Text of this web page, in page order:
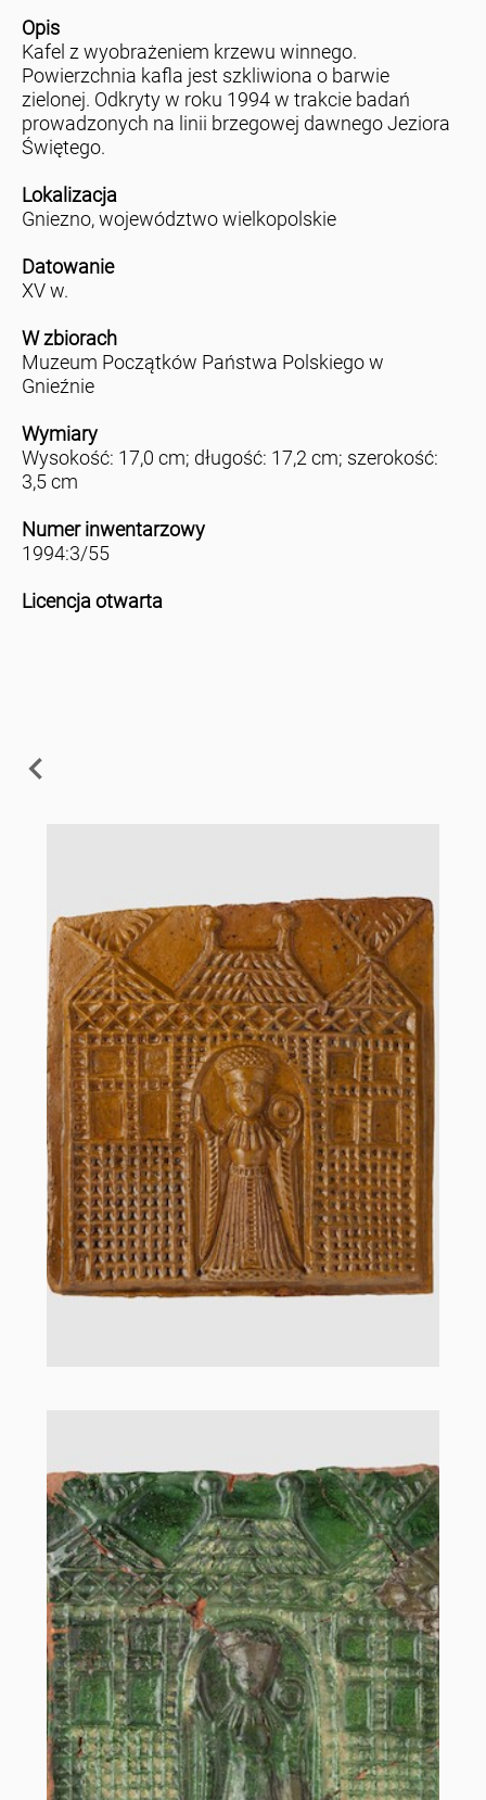
Opis
Kafel z wyobrażeniem krzewu winnego.
Powierzchnia kafla jest szkliwiona o barwie
zielonej. Odkryty w roku 1994 w trakcie badań
prowadzonych na linii brzegowej dawnego Jeziora
Świętego.
Lokalizacja
Gniezno, województwo wielkopolskie
Datowanie
XV w.
W zbiorach
Muzeum Początków Państwa Polskiego w
Gnieźnie
Wymiary
Wysokość: 17,0 cm; długość: 17,2 cm; szerokość:
3,5 cm
Numer inwentarzowy
1994:3/55
Licencja otwarta